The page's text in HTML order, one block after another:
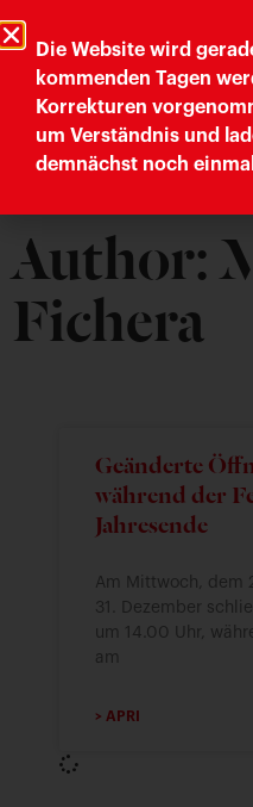
Author:
Fichera
Geänderte
während der
Jahresende
Am Mittwoch, dem
31. Dezember
um 14.00 Uhr,
am
> APRI
Die Website wird
kommenden Tagen
Korrekturen
um Verständnis und
demnächst noch